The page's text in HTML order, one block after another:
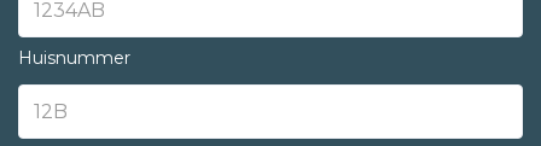
Huisnummer